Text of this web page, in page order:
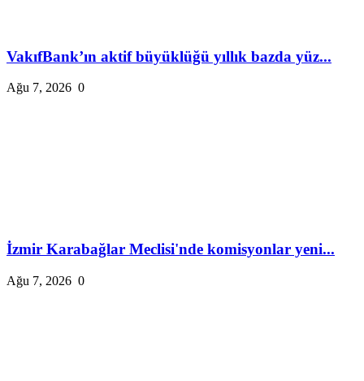
VakıfBank’ın aktif büyüklüğü yıllık bazda yüz...
Ağu 7, 2026 0
İzmir Karabağlar Meclisi'nde komisyonlar yeni...
Ağu 7, 2026 0